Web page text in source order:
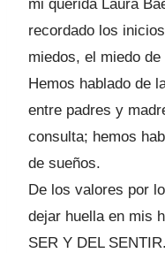
mi querida Laura
recordado los
miedos, el miedo
Hemos hablado de
entre padres y
consulta; hemos
de sueños.
De los valores por
dejar huella en mis
SER Y DEL SENTIR.